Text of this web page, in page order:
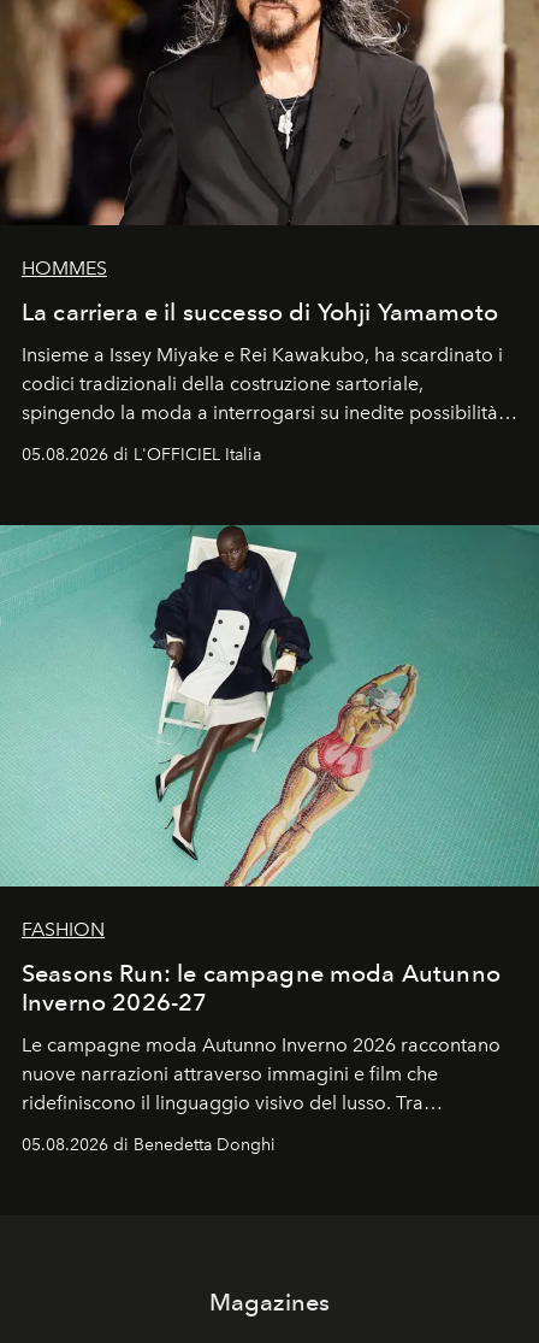
HOMMES
La carriera e il successo di Yohji Yamamoto
Insieme a Issey Miyake e Rei Kawakubo, ha scardinato i
codici tradizionali della costruzione sartoriale,
spingendo la moda a interrogarsi su inedite possibilità
formali e a ridefinire il concetto stesso di silhouette.
un’impronta indelebile nella storia della moda.
05.08.2026 di L'OFFICIEL Italia
FASHION
Seasons Run: le campagne moda Autunno
Inverno 2026-27
Le campagne moda Autunno Inverno 2026 raccontano
nuove narrazioni attraverso immagini e film che
ridefiniscono il linguaggio visivo del lusso. Tra
protagonisti del cinema, volti della cultura
contemporanea e storytelling d'autore, le maison
05.08.2026 di Benedetta Donghi
Magazines